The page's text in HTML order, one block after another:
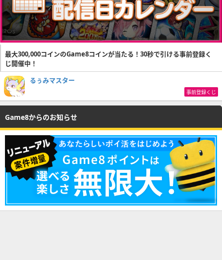
最大300,000コインのGame8コインが当たる！30秒で引ける事前登録く
じ開催中！
るぅみマスター
事前登録くじ
Game8からのお知らせ